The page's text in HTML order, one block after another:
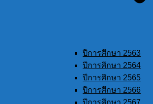
ปีการศึกษา 2563
ปีการศึกษา 2564
ปีการศึกษา 2565
ปีการศึกษา 2566